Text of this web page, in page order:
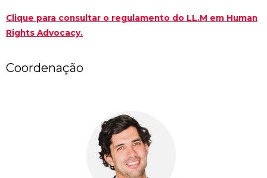
Clique para consultar o regulamento do LL.M em Human
Rights Advocacy.
Coordenação